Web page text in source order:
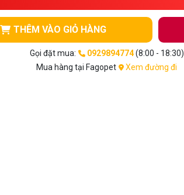
THÊM VÀO GIỎ HÀNG
Gọi đặt mua: 0929894774(8:00 - 18:30)
Mua hàng tại Fagopet
Xem đường đi